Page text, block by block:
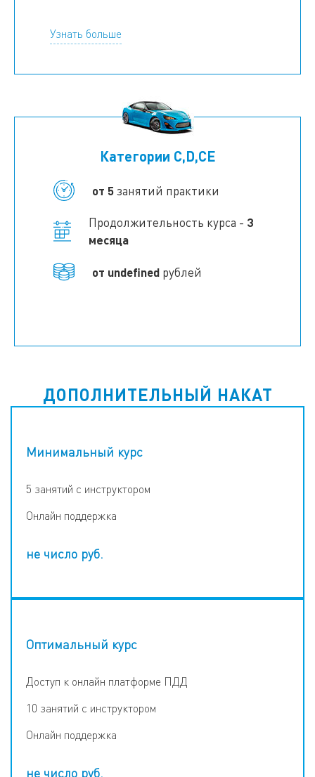
Узнать больше
Категории C,D,CE
от 5занятий практики
Продолжительность курса - 3
месяца
от undefined рублей
ДОПОЛНИТЕЛЬНЫЙ НАКАТ
Минимальный курс
5 занятий с инструктором
Онлайн поддержка
не число руб.
Оптимальный курс
Доступ к онлайн платформе ПДД
10 занятий с инструктором
Онлайн поддержка
не число руб.